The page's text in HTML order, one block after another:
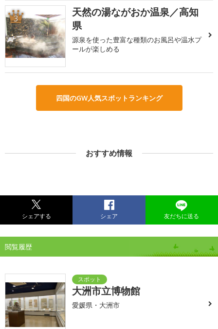
3
天然の湯ながおか温泉／高知
県
源泉を使った豊富な種類のお風呂や温水プ
ールが楽しめる
四国のGW人気スポットランキング
おすすめ情報
シェアする シェア 友だちに送る
閲覧履歴
大洲市立博物館
愛媛県・大洲市